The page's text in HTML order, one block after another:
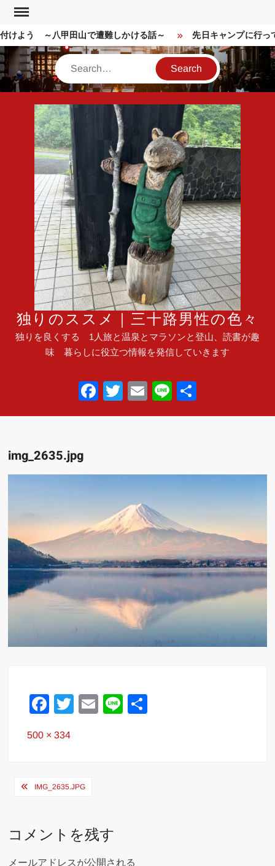
Skip
content
よう ～八甲田山で遭難しかける話～ 先日キャンプに行っ
Search
独りのススメ｜三十路男性の色々
独りを良くする 1人旅と温泉とマラソンと登山、読書が趣
味 暮らしに役立つ情報を発信していきます
F
a
b
o
o
k
T
wi
E
m
Li
n 有
img_2635.jpg
F
c
b
k
T
E
Li
Full
500 × 334
投
ナ
ビ
IMG_2635.JPG
コメントを残す
メールアドレスが公開される